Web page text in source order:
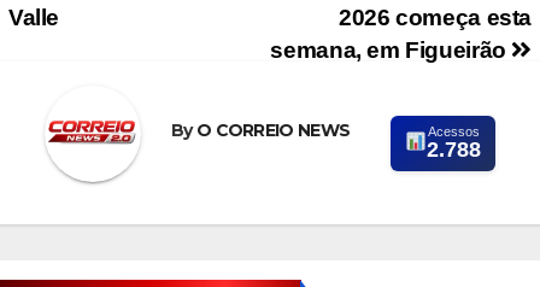
2026 começa esta
semana, em Figueirão
Valle
ByO CORREIO NEWS Acessos
2.788